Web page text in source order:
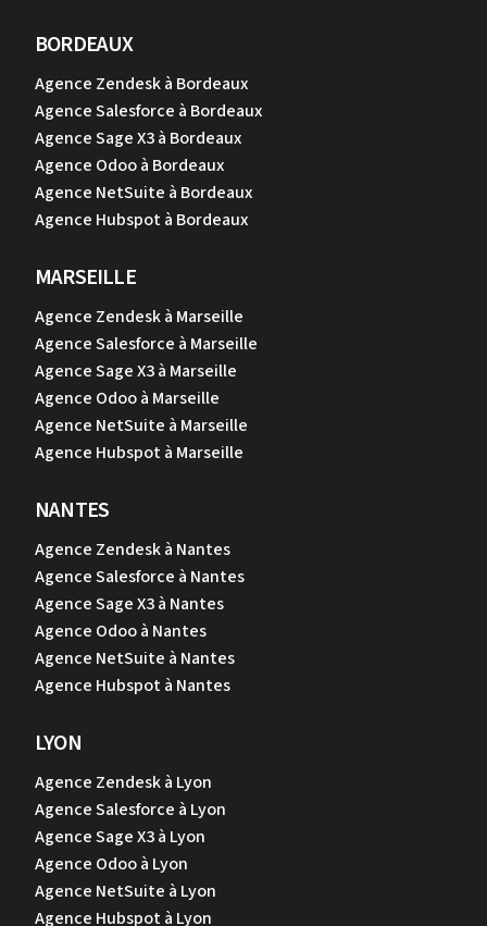
BORDEAUX
Agence Zendesk à Bordeaux
Agence Salesforce à Bordeaux
Agence Sage X3 à Bordeaux
Agence Odoo à Bordeaux
Agence NetSuite à Bordeaux
Agence Hubspot à Bordeaux
MARSEILLE
Agence Zendesk à Marseille
Agence Salesforce à Marseille
Agence Sage X3 à Marseille
Agence Odoo à Marseille
Agence NetSuite à Marseille
Agence Hubspot à Marseille
NANTES
Agence Zendesk à Nantes
Agence Salesforce à Nantes
Agence Sage X3 à Nantes
Agence Odoo à Nantes
Agence NetSuite à Nantes
Agence Hubspot à Nantes
LYON
Agence Zendesk à Lyon
Agence Salesforce à Lyon
Agence Sage X3 à Lyon
Agence Odoo à Lyon
Agence NetSuite à Lyon
Agence Hubspot à Lyon